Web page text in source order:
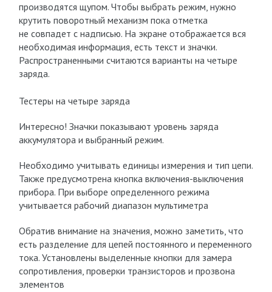
производятся щупом. Чтобы выбрать режим, нужно
крутить поворотный механизм пока отметка
не совпадет с надписью. На экране отображается вся
необходимая информация, есть текст и значки.
Распространенными считаются варианты на четыре
заряда.
Тестеры на четыре заряда
Интересно! Значки показывают уровень заряда
аккумулятора и выбранный режим.
Необходимо учитывать единицы измерения и тип цепи.
Также предусмотрена кнопка включения-выключения
прибора. При выборе определенного режима
учитывается рабочий диапазон мультиметра
Обратив внимание на значения, можно заметить, что
есть разделение для цепей постоянного и переменного
тока. Установлены выделенные кнопки для замера
сопротивления, проверки транзисторов и прозвона
элементов